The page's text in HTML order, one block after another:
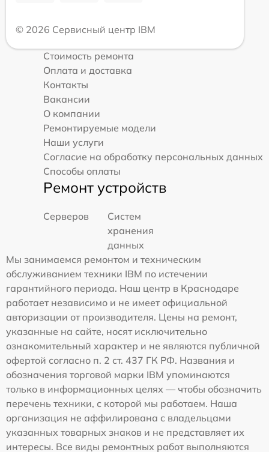
© 2026 Сервисный центр IBM
Стоимость ремонта
Оплата и доставка
Контакты
Вакансии
О компании
Ремонтируемые модели
Наши услуги
Согласие на обработку персональных данных
Способы оплаты
Ремонт устройств
Серверов
Систем
хранения
данных
Мы занимаемся ремонтом и техническим
обслуживанием техники IBM по истечении
гарантийного периода. Наш центр в Краснодаре
работает независимо и не имеет официальной
авторизации от производителя. Цены на ремонт,
указанные на сайте, носят исключительно
ознакомительный характер и не являются публичной
офертой согласно п. 2 ст. 437 ГК РФ. Названия и
обозначения торговой марки IBM упоминаются
только в информационных целях — чтобы обозначить
перечень техники, с которой мы работаем. Наша
организация не аффилирована с владельцами
указанных товарных знаков и не представляет их
интересы. Все виды ремонтных работ выполняются